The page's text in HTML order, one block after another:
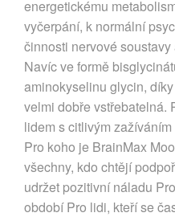
energetickému
vyčerpání, k normální
činnosti nervové
Navíc ve formě
aminokyselinu glycin,
velmi dobře vstřebatelná.
lidem s citlivým
Pro koho je BrainMax
všechny, kdo chtějí
udržet pozitivní náladu
období Pro lidi, kteří se